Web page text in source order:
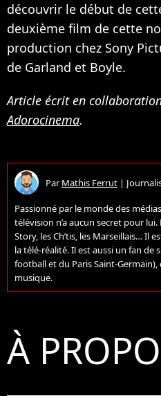
découvrir le début de
deuxième film de cette
production chez Sony
de Garland et Boyle.
Article écrit en
Adorocinema.
ParMathis Ferrut |
Passionné par le monde des
télévision n’a aucun secret pour
Story, les Ch’tis, les Marseillais… Il
la télé-réalité. Il est aussi un fan
football et du Paris Saint-Germain),
musique.
À